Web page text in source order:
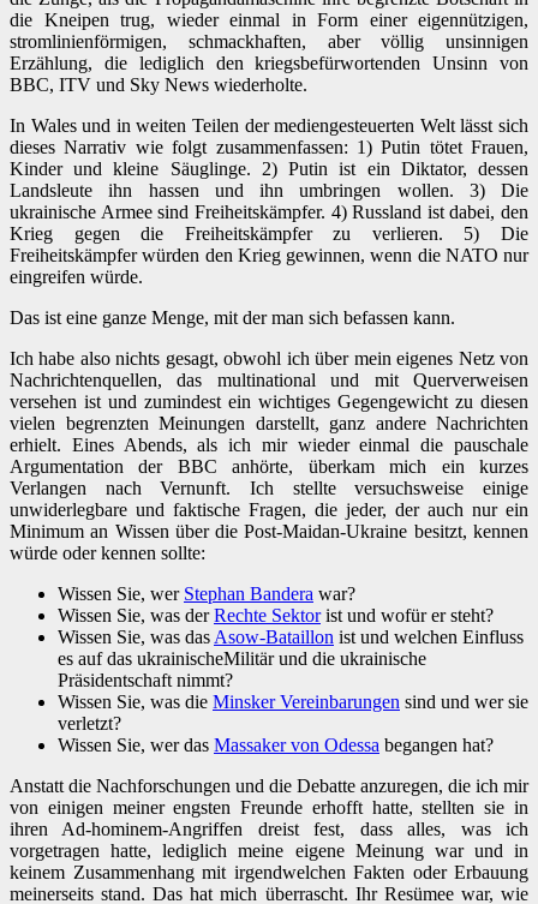
die Kneipen trug, wieder einmal in Form einer eigennützigen,
stromlinienförmigen, schmackhaften, aber völlig unsinnigen
Erzählung, die lediglich den kriegsbefürwortenden Unsinn von
BBC, ITV und Sky News wiederholte.
In Wales und in weiten Teilen der mediengesteuerten Welt lässt sich
dieses Narrativ wie folgt zusammenfassen: 1) Putin tötet Frauen,
Kinder und kleine Säuglinge. 2) Putin ist ein Diktator, dessen
Landsleute ihn hassen und ihn umbringen wollen. 3) Die
ukrainische Armee sind Freiheitskämpfer. 4) Russland ist dabei, den
Krieg gegen die Freiheitskämpfer zu verlieren. 5) Die
Freiheitskämpfer würden den Krieg gewinnen, wenn die NATO nur
eingreifen würde.
Das ist eine ganze Menge, mit der man sich befassen kann.
Ich habe also nichts gesagt, obwohl ich über mein eigenes Netz von
Nachrichtenquellen, das multinational und mit Querverweisen
versehen ist und zumindest ein wichtiges Gegengewicht zu diesen
vielen begrenzten Meinungen darstellt, ganz andere Nachrichten
erhielt. Eines Abends, als ich mir wieder einmal die pauschale
Argumentation der BBC anhörte, überkam mich ein kurzes
Verlangen nach Vernunft. Ich stellte versuchsweise einige
unwiderlegbare und faktische Fragen, die jeder, der auch nur ein
Minimum an Wissen über die Post-Maidan-Ukraine besitzt, kennen
würde oder kennen sollte:
Wissen Sie, wer Stephan Bandera war?
Wissen Sie, was derRechte Sektorist und wofür er steht?
Wissen Sie, was dasAsow-Bataillon ist und welchen Einfluss
es auf das ukrainischeMilitär und die ukrainische
Präsidentschaft nimmt?
Wissen Sie, was die Minsker Vereinbarungen sind und wer sie
verletzt?
Wissen Sie, wer das Massaker von Odessa begangen hat?
Anstatt die Nachforschungen und die Debatte anzuregen, die ich mir
von einigen meiner engsten Freunde erhofft hatte, stellten sie in
ihren Ad-hominem-Angriffen dreist fest, dass alles, was ich
vorgetragen hatte, lediglich meine eigene Meinung war und in
keinem Zusammenhang mit irgendwelchen Fakten oder Erbauung
meinerseits stand. Das hat mich überrascht. Ihr Resümee war, wie